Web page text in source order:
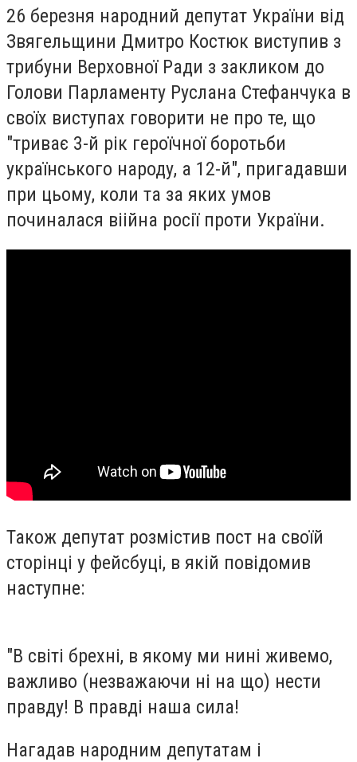
26 березня народний депутат України від
Звягельщини Дмитро Костюк виступив з
трибуни Верховної Ради з закликом до
Голови Парламенту Руслана Стефанчука в
своїх виступах говорити не про те, що
"триває 3-й рік героїчної боротьби
українського народу, а 12-й", пригадавши
при цьому, коли та за яких умов
починалася віійна росії проти України.
Також депутат розмістив пост на своїй
сторінці у фейсбуці, в якій повідомив
наступне:
"В світі брехні, в якому ми нині живемо,
важливо (незважаючи ні на що) нести
правду! В правді наша сила!
Нагадав народним депутатам і